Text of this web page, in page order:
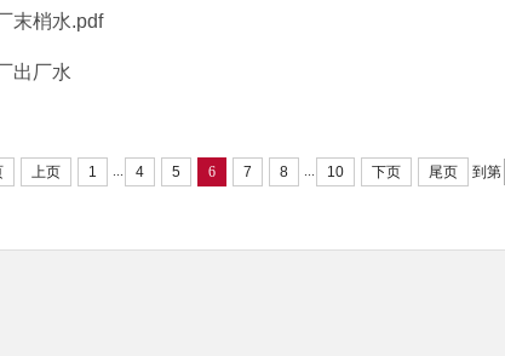
末梢水.pdf
出厂水
上页 1 ... 4 5 6 7 8 ... 10 下页 尾页 到第